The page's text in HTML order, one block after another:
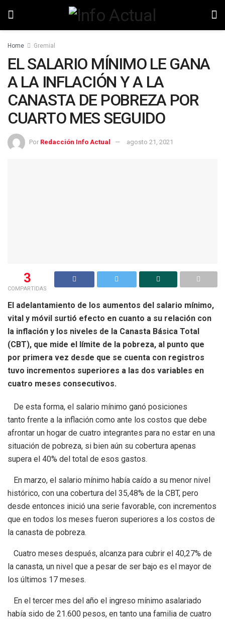
Home Gremial
EL SALARIO MÍNIMO LE GANA
A LA INFLACIÓN Y A LA
CANASTA DE POBREZA POR
CUARTO MES SEGUIDO
Por Redacción Info Actual agosto 21, 2021
3
COMPARTIDAS
El adelantamiento de los aumentos del salario mínimo,
vital y móvil surtió efecto en cuanto a su relación con
la inflación y los niveles de la Canasta Básica Total
(CBT), que mide el límite de la pobreza, al punto que
por primera vez desde que se cuenta con registros
tuvo incrementos superiores a las dos variables en
cuatro meses consecutivos.
De esta forma, el salario mínimo ganó posiciones
tanto frente a la inflación como ante los costos que debe
afrontar un hogar de cuatro integrantes para no estar en una
situación de pobreza, si bien aún su cobertura apenas
supera el 40% del total de esos gastos.
En marzo, el salario mínimo había caído a su menor nivel
histórico, con una cobertura del 35,48% de la CBT, pero
desde entonces inició una serie favorable, con incrementos
que en todos los meses fueron superiores a los costos de
la canasta de pobreza.
Cuatro meses después, alcanza para cubrir el 40,27% de
la canasta, un nivel que a pesar de ser bajo es el mayor de
los últimos 17 meses.
En el tercer mes del año el ingreso mínimo asalariado
había sido de 21.600 pesos, en tanto una familia de cuatro